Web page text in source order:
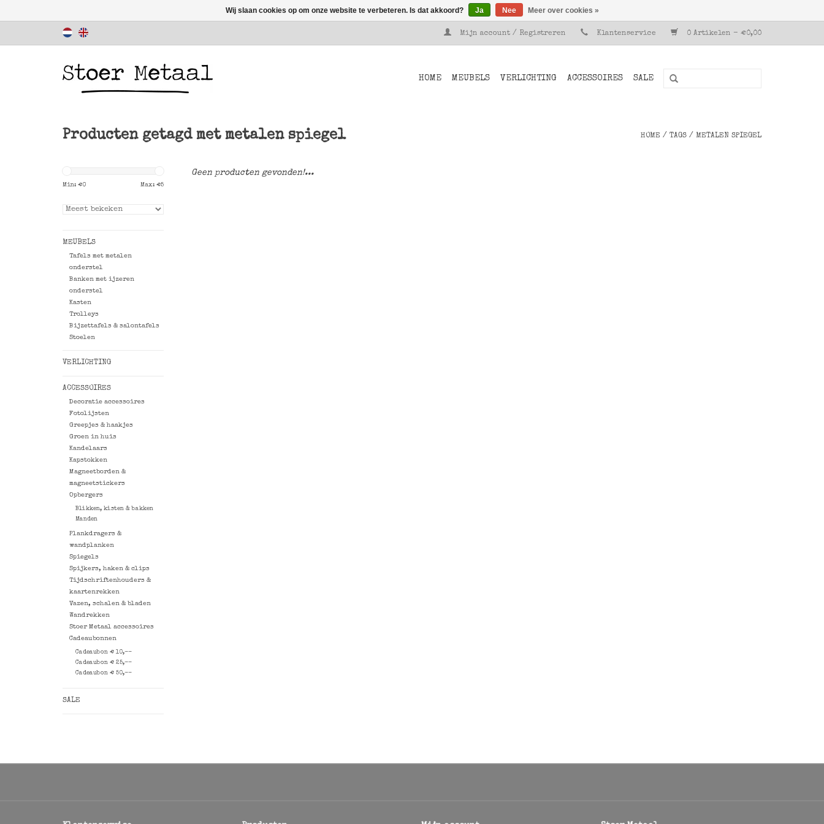
Mijn account / Registreren Klantenservice 0 Artikelen - €0,00
HOME MEUBELS VERLICHTING ACCESSOIRES SALE
Producten getagd met metalen spiegel HOME / TAGS / METALEN SPIEGEL
Min: €0 Max: €5
MEUBELS
Tafels met metalen
onderstel
Banken met ijzeren
onderstel
Kasten
Trolleys
Bijzettafels & salontafels
Stoelen
VERLICHTING
ACCESSOIRES
Decoratie accessoires
Fotolijsten
Greepjes & haakjes
Groen in huis
Kandelaars
Kapstokken
Magneetborden &
magneetstickers
Opbergers
Blikken, kisten & bakken
Manden
Plankdragers &
wandplanken
Spiegels
Spijkers, haken & clips
Tijdschriftenhouders &
kaartenrekken
Vazen, schalen & bladen
Wandrekken
Stoer Metaal accessoires
Cadeaubonnen
Cadeaubon € 10,--
Cadeaubon € 25,--
Cadeaubon € 50,--
SALE
Geen producten gevonden!...
Wij slaan cookies op om onze website te verbeteren. Is dat akkoord? Ja Nee Meer over cookies »